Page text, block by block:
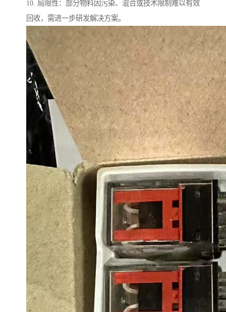
10. 局限性：部分物料因污染、混合或技术限制难以有效
回收，需进一步研发解决方案。